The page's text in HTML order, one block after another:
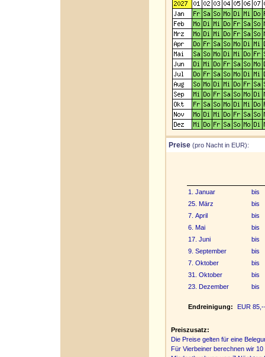
Preise (pro Nacht in EUR):
1. Januar
bis
25. März
bis
7. April
bis
6. Mai
bis
17. Juni
bis
9. September
bis
7. Oktober
bis
31. Oktober
bis
23. Dezember
bis
Endreinigung: EUR
Preiszusatz:
Die Preise gelten für eine
Für Vierbeiner berechnen wir 10